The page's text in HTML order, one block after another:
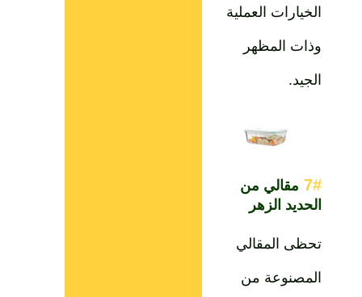
الخيارات العملية
وذات المظهر
الجيد.
مقالي من
الحديد الزهر
تحظى المقالي
المصنوعة من